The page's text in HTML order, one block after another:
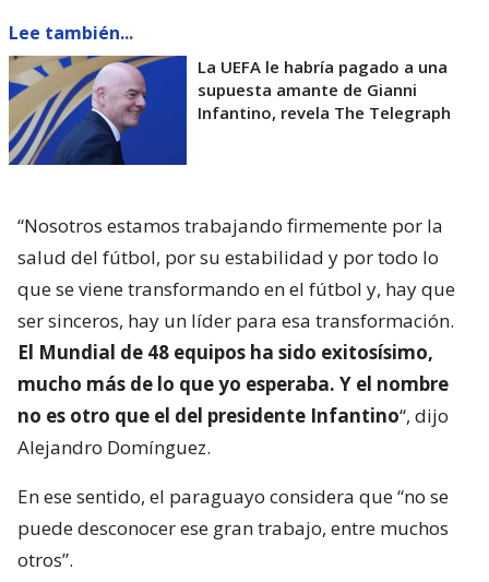
Lee también...
La UEFA le habría pagado a una
supuesta amante de Gianni
Infantino, revela The Telegraph
“Nosotros estamos trabajando firmemente por la
salud del fútbol, por su estabilidad y por todo lo
que se viene transformando en el fútbol y, hay que
ser sinceros, hay un líder para esa transformación.
El Mundial de 48 equipos ha sido exitosísimo,
mucho más de lo que yo esperaba. Y el nombre
no es otro que el del presidente Infantino“, dijo
Alejandro Domínguez.
En ese sentido, el paraguayo considera que “no se
puede desconocer ese gran trabajo, entre muchos
otros”.